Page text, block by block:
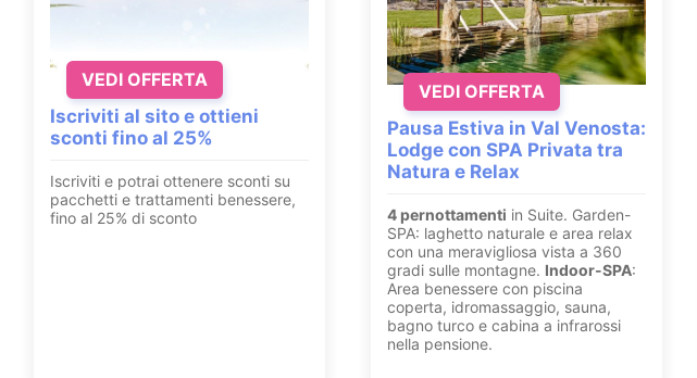
Iscriviti al sito e ottieni
sconti fino al 25%
Iscriviti e potrai ottenere sconti su
pacchetti e trattamenti benessere,
fino al 25% di sconto
VEDI OFFERTA
Pausa Estiva in Val Venosta:
Lodge con SPA Privata tra
Natura e Relax
4 pernottamenti in Suite. Garden-
SPA: laghetto naturale e area relax
con una meravigliosa vista a 360
gradi sulle montagne. Indoor-SPA:
Area benessere con piscina
coperta, idromassaggio, sauna,
bagno turco e cabina a infrarossi
nella pensione.
VEDI OFFERTA